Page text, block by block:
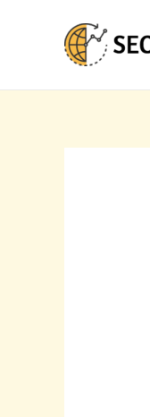
contenido